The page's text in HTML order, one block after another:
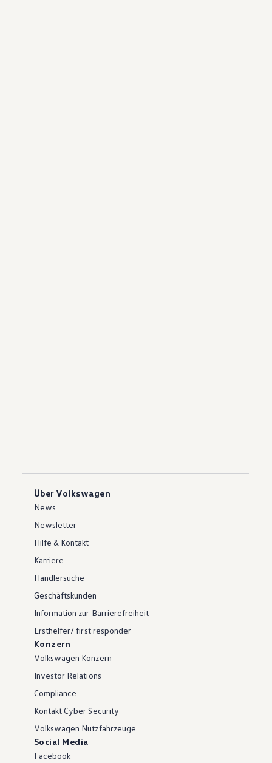
Über Volkswagen
News
Newsletter
Hilfe & Kontakt
Karriere
Händlersuche
Geschäftskunden
Information zur Barrierefreiheit
Ersthelfer/ first responder
Konzern
Volkswagen Konzern
Investor Relations
Compliance
Kontakt Cyber Security
Volkswagen Nutzfahrzeuge
Social Media
Facebook